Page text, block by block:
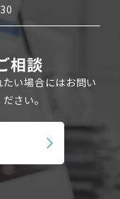
相談
い場合にはお問い
さい。